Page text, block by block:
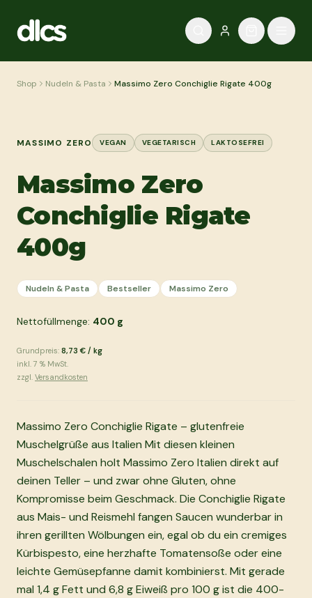
Shop Nudeln & Pasta Massimo Zero Conchiglie Rigate 400g
MASSIMO ZERO VEGAN VEGETARISCH LAKTOSEFREI
Massimo Zero
Conchiglie Rigate
400g
Nudeln & Pasta Bestseller Massimo Zero
Nettofüllmenge: 400 g
Grundpreis: 8,73 € / kg
inkl. 7 % MwSt.
zzgl. Versandkosten
Massimo Zero Conchiglie Rigate – glutenfreie
Muschelgrüße aus Italien Mit diesen kleinen
Muschelschalen holt Massimo Zero Italien direkt auf
deinen Teller – und zwar ohne Gluten, ohne
Kompromisse beim Geschmack. Die Conchiglie Rigate
aus Mais- und Reismehl fangen Saucen wunderbar in
ihren gerillten Wölbungen ein, egal ob du ein cremiges
Kürbispesto, eine herzhafte Tomatensoße oder eine
leichte Gemüsepfanne damit kombinierst. Mit gerade
mal 1,4 g Fett und 6,8 g Eiweiß pro 100 g ist die 400-